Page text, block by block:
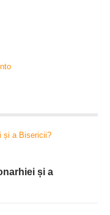
și a